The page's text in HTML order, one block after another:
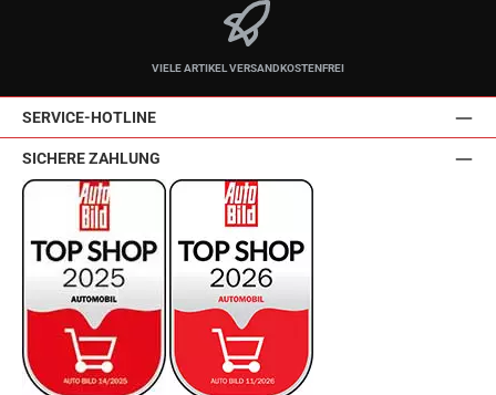
VIELE ARTIKEL VERSANDKOSTENFREI
SERVICE-HOTLINE
SICHERE ZAHLUNG